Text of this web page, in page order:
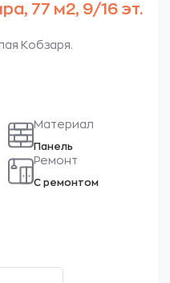
77 м2, 9/16 эт.
Кобзаря.
Материал
Панель
Ремонт
С ремонтом